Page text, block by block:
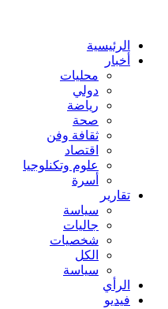
الرئيسية
أخبار
محليات
دولي
رياضة
صحة
ثقافة وفن
اقتصاد
علوم وتكنلوجيا
أسرة
تقارير
سياسة
جاليات
شخصيات
الكل
سياسة
الرأي
فيديو